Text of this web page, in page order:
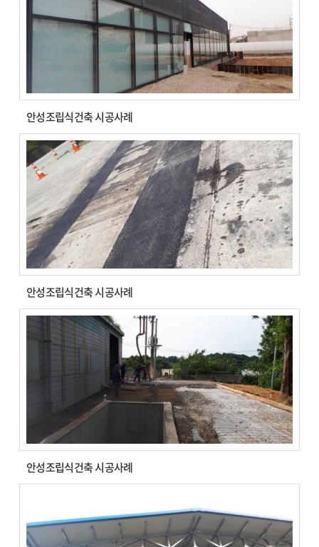
안성조립식건축 시공사례
안성조립식건축 시공사례
안성조립식건축 시공사례